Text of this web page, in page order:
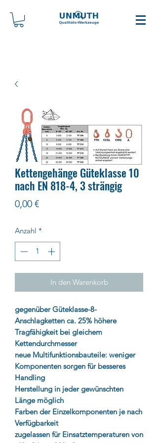
Kettengehänge Güteklasse 10
nach EN 818-4, 3 strängig
0,00 €Preis
Anzahl *
In den Warenkorb
gegenüber Güteklasse-8-
Anschlagketten ca. 25% höhere
Tragfähigkeit bei gleichem
Kettendurchmesser
neue Multifunktionsbauteile: weniger
Komponenten sorgen für besseres
Handling
Herstellung in jeder gewünschten
Länge möglich
Farben der Einzelkomponenten je nach
Verfügbarkeit
zugelassen für Einsatztemperaturen von